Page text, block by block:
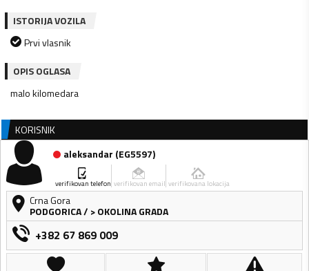
ISTORIJA VOZILA
Prvi vlasnik
OPIS OGLASA
malo kilomedara
KORISNIK
aleksandar (EG5597)
verifikovan telefon verifikovan email verifikovana lokacija
Crna Gora
PODGORICA/ > OKOLINA GRADA
+382 67 869 009